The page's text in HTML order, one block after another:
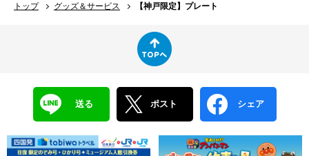
トップ グッズ＆サービス 【神戸限定】プレート
送る ポスト シェア